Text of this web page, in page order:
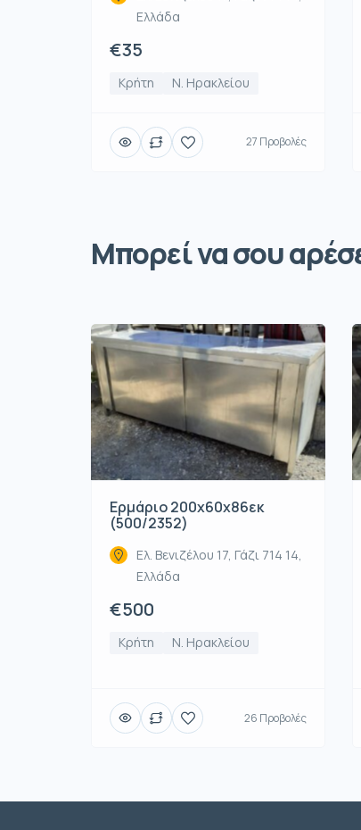
Ελλάδα
€35
Κρήτη Ν. Ηρακλείου
27 Προβολές
Μπορεί να σου
Ερμάριο 200x60x86εκ
(500/2352)
Ελ. Βενιζέλου 17, Γάζι 714 14,
Ελλάδα
€500
Κρήτη Ν. Ηρακλείου
26 Προβολές